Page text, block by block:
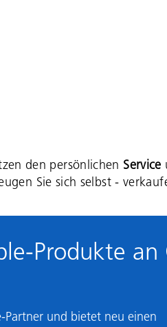
den persönlichen Service
Sie sich selbst -
Produkte an
Partner und bietet neu einen